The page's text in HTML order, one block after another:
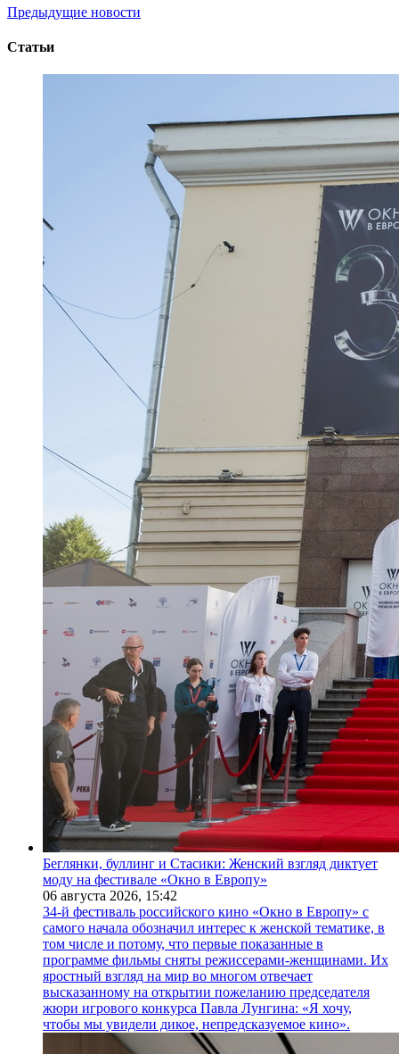
Предыдущие новости
Статьи
Беглянки, буллинг и Стасики: Женский взгляд диктует
моду на фестивале «Окно в Европу»
06 августа 2026, 15:42
34-й фестиваль российского кино «Окно в Европу» с
самого начала обозначил интерес к женской тематике, в
том числе и потому, что первые показанные в
программе фильмы сняты режиссерами-женщинами. Их
яростный взгляд на мир во многом отвечает
высказанному на открытии пожеланию председателя
жюри игрового конкурса Павла Лунгина: «Я хочу,
чтобы мы увидели дикое, непредсказуемое кино».